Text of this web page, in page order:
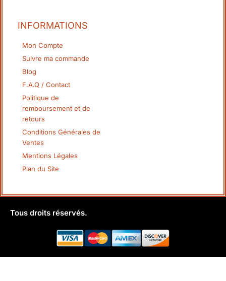
INFORMATIONS
Mon Compte
Suivre ma commande
Blog
F.A.Q / Contact
Politique de
remboursement et de
retours
Conditions Générales de
Ventes
Mentions Légales
Plan du Site
Tous droits réservés.